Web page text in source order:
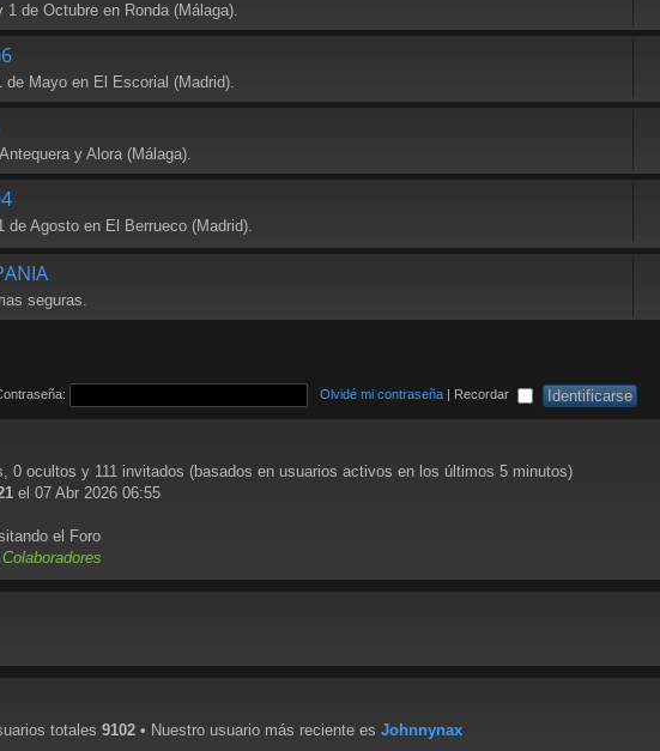
de Octubre en Ronda (Málaga).
Mayo en El Escorial (Madrid).
y Alora (Málaga).
Agosto en El Berrueco (Madrid).
seguras.
Olvidé mi contraseña | Recordar
0 ocultos y 111 invitados (basados en usuarios activos en los últimos 5 minutos)
el 07 Abr 2026 06:55
el Foro
Colaboradores
totales 9102 • Nuestro usuario más reciente es Johnnynax